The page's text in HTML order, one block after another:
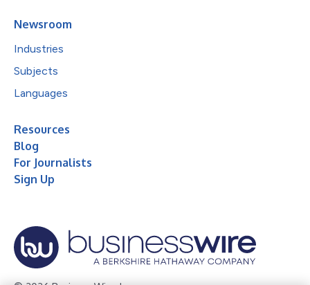
Newsroom
Industries
Subjects
Languages
Resources
Blog
For Journalists
Sign Up